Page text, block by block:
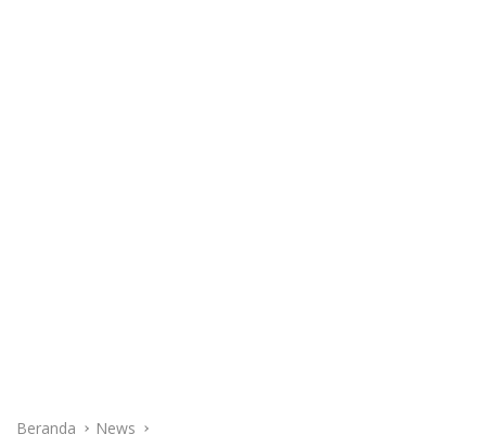
Beranda News